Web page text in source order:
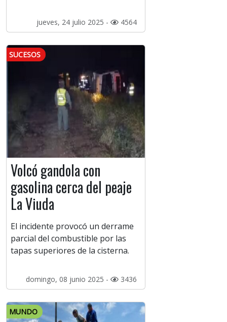
jueves, 24 julio 2025 - 4564
SUCESOS
Volcó gandola con
gasolina cerca del peaje
La Viuda
El incidente provocó un derrame
parcial del combustible por las
tapas superiores de la cisterna.
domingo, 08 junio 2025 - 3436
MUNDO